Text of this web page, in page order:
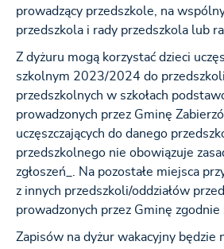
prowadzący przedszkole, na
przedszkola i rady przedszkola lub
Z dyżuru mogą korzystać dzieci
szkolnym 2023/2024 do
przedszkolnych w szkołach
prowadzonych przez Gminę
uczęszczających do danego
przedszkolnego nie obowiązuje
zgłoszeń_. Na pozostałe miejsca
z innych przedszkoli/oddziałów
prowadzonych przez Gminę zgodnie
Zapisów na dyżur wakacyjny będzie